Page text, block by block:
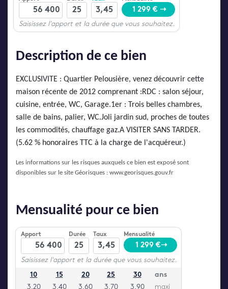
Description de ce bien
EXCLUSIVITE : Quartier Pelousière, venez découvrir cette
maison récente de 2012 comprenant :RDC : salon séjour,
cuisine, entrée, WC, Garage.1er : Trois belles chambres,
salle de bains, palier, WC.Joli jardin sud, proches de toutes
les commodités, chauffage gaz.A VISITER SANS TARDER.
(5.62 % honoraires TTC à la charge de l'acquéreur.)
Les informations sur les risques auxquels ce bien est exposé sont
disponibles sur le site Géorisques : www.georisques.gouv.fr
Mensualité pour ce bien